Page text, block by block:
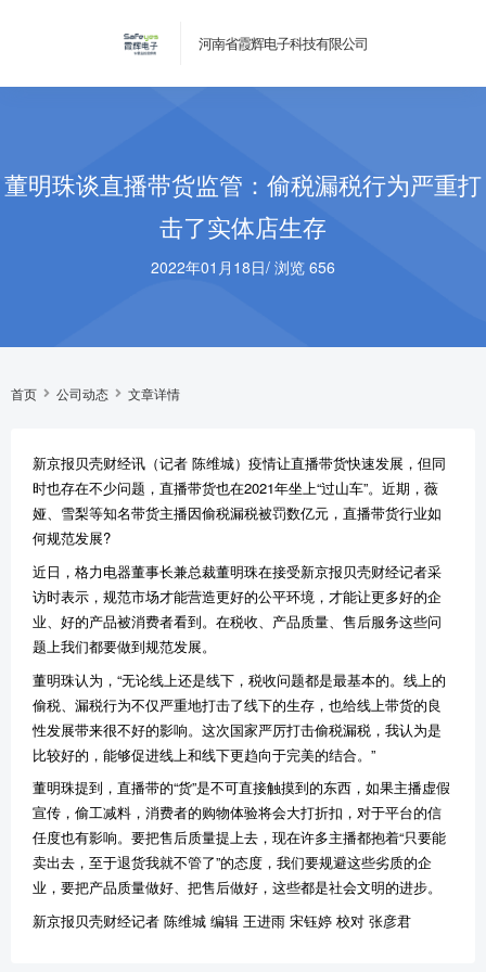
河南省霞辉电子科技有限公司
董明珠谈直播带货监管：偷税漏税行为严重打
击了实体店生存
2022年01月18日/ 浏览 656
首页 公司动态 文章详情
新京报贝壳财经讯（记者 陈维城）疫情让直播带货快速发展，但同
时也存在不少问题，直播带货也在2021年坐上“过山车”。近期，薇
娅、雪梨等知名带货主播因偷税漏税被罚数亿元，直播带货行业如
何规范发展?
近日，格力电器董事长兼总裁董明珠在接受新京报贝壳财经记者采
访时表示，规范市场才能营造更好的公平环境，才能让更多好的企
业、好的产品被消费者看到。在税收、产品质量、售后服务这些问
题上我们都要做到规范发展。
董明珠认为，“无论线上还是线下，税收问题都是最基本的。线上的
偷税、漏税行为不仅严重地打击了线下的生存，也给线上带货的良
性发展带来很不好的影响。这次国家严厉打击偷税漏税，我认为是
比较好的，能够促进线上和线下更趋向于完美的结合。”
董明珠提到，直播带的“货”是不可直接触摸到的东西，如果主播虚假
宣传，偷工减料，消费者的购物体验将会大打折扣，对于平台的信
任度也有影响。要把售后质量提上去，现在许多主播都抱着“只要能
卖出去，至于退货我就不管了”的态度，我们要规避这些劣质的企
业，要把产品质量做好、把售后做好，这些都是社会文明的进步。
新京报贝壳财经记者 陈维城 编辑 王进雨 宋钰婷 校对 张彦君